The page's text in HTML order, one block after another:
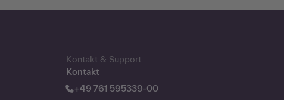
Kontakt & Support
Kontakt
+49 761 595339-00